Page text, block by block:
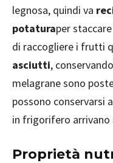
legnosa, quindi va
potaturaper
di raccogliere i frutti
asciutti,
melagrane sono
possono conservarsi
in frigorifero arrivano
Proprietà